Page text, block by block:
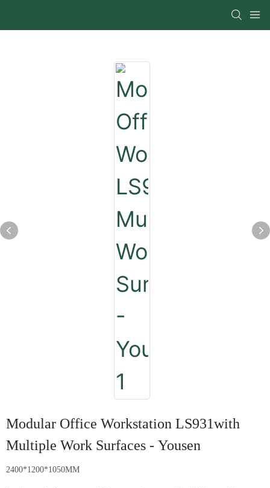
Modular Office Workstation LS931with
Multiple Work Surfaces - Yousen
2400*1200*1050MM